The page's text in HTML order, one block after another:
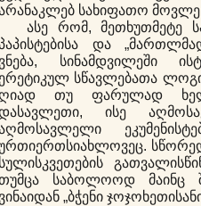
სახიფათო
ასე რომ, მეთხუთმეტე
და
ვნება, სინამდვილეში
ერეტიკულ სწავლებათა
თუ ფარულად
ისე
სულისკვეთების
საბოლოოდ მაინც
ვინაიდან „ბჭენი